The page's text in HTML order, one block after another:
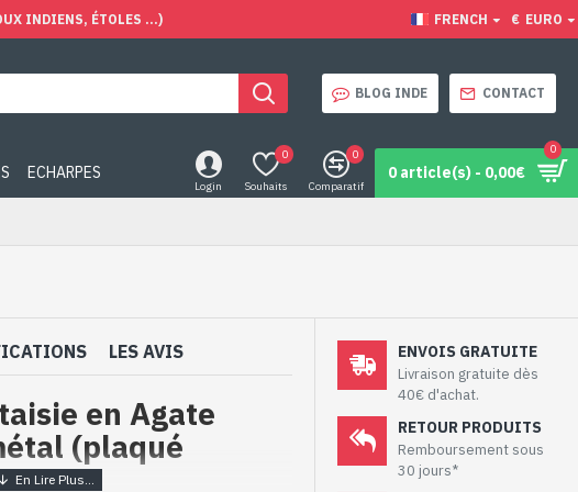
INDIENS, ÉTOLES ...) FRENCH € EURO
BLOG INDE CONTACT
ECHARPES
Login Souhaits
0
Comparatif
0
0 article(s) - 0,00€
0
LES AVIS
en Agate
(plaqué
ENVOIS GRATUITE
Livraison gratuite dès
40€ d'achat.
RETOUR PRODUITS
Remboursement sous
30 jours*